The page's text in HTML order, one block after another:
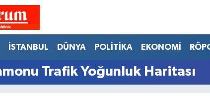
İSTANBUL DÜNYA POLİTİKA EKONOMİ
Trafik Yoğunluk Haritası